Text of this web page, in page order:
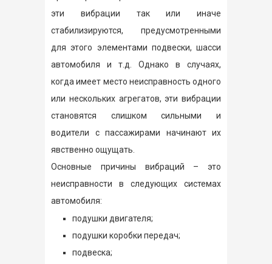
эти вибрации так или иначе
стабилизируются, предусмотренными
для этого элементами подвески, шасси
автомобиля и т.д. Однако в случаях,
когда имеет место неисправность одного
или нескольких агрегатов, эти вибрации
становятся слишком сильными и
водители с пассажирами начинают их
явственно ощущать.
Основные причины вибраций – это
неисправности в следующих системах
автомобиля:
подушки двигателя;
подушки коробки передач;
подвеска;